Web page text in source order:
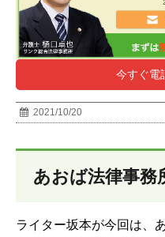
今すぐ電
2021/10/20
あおば法律事務
ライター坂本が今回は、